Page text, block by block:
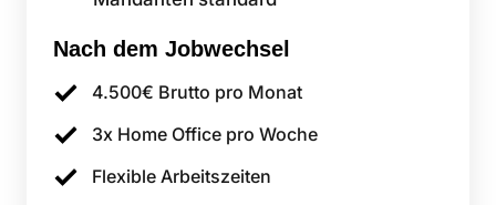
Nach dem Jobwechsel
4.500€ Brutto pro Monat
3x Home Office pro Woche
Flexible Arbeitszeiten